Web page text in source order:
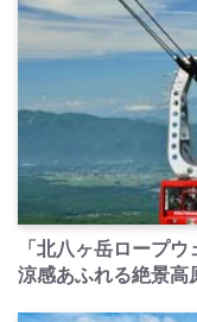
「北八ヶ岳ロープ
涼感あふれる絶景高